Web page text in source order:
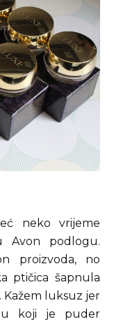
neko vrijeme
Avon podlogu.
proizvoda, no
ptičica šapnula
Kažem luksuz jer
u koji je puder